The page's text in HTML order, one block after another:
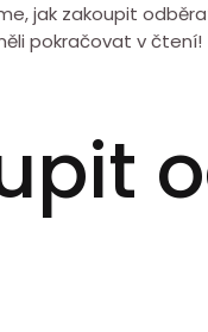
jak zakoupit
pokračovat v čtení!